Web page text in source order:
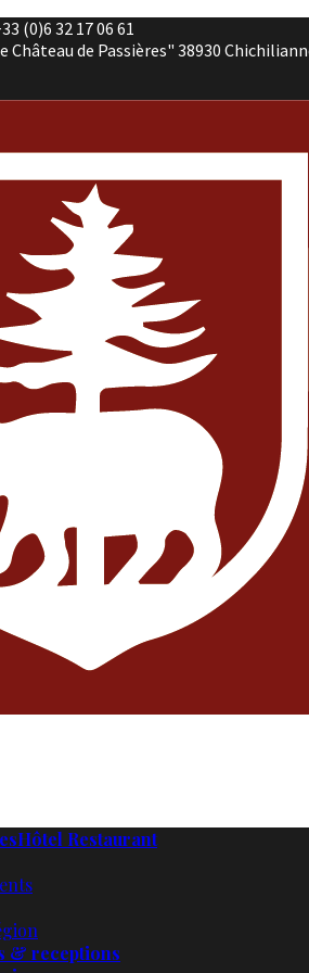
(0)6 32 17 06 61
de Passières" 38930
Hôtel Restaurant
& receptions